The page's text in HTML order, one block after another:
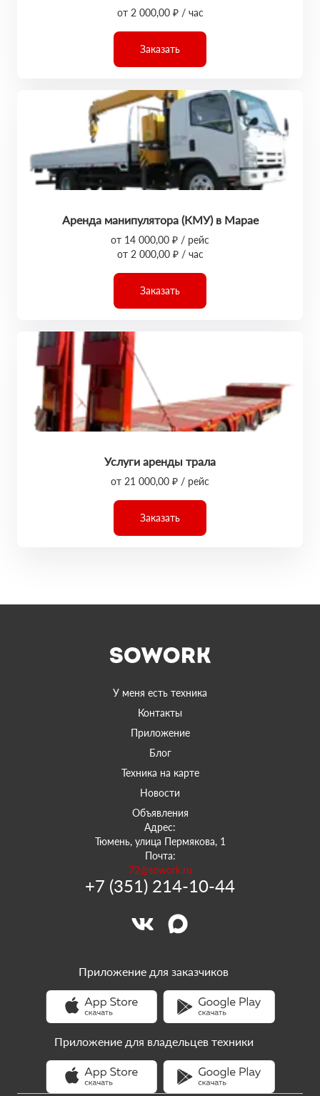
от 2 000,00 ₽ / час
Заказать
Аренда манипулятора (КМУ) в Марае
от 14 000,00 ₽ / рейс
от 2 000,00 ₽ / час
Заказать
Услуги аренды трала
от 21 000,00 ₽ / рейс
Заказать
У меня есть техника
Контакты
Приложение
Блог
Техника на карте
Новости
Объявления
Адрес:
Тюмень, улица Пермякова, 1
Почта:
72@sowork.ru
+7 (351) 214-10-44
Приложение для заказчиков
Приложение для владельцев техники